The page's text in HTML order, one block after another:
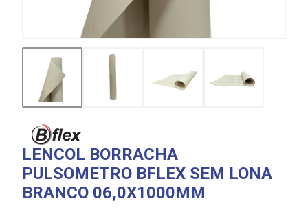
LENCOL BORRACHA
PULSOMETRO BFLEX SEM LONA
BRANCO 06,0X1000MM